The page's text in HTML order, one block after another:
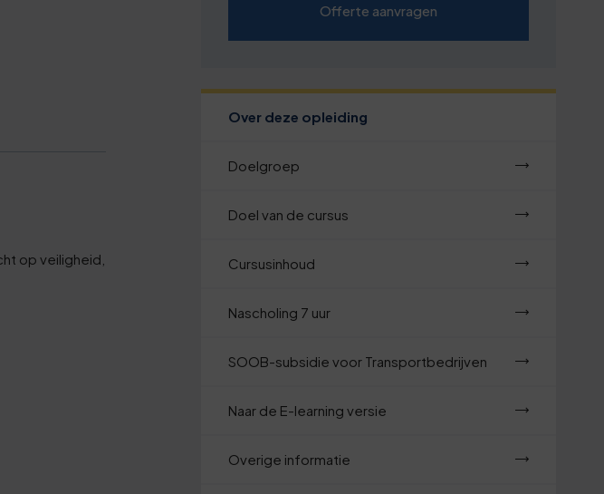
op veiligheid,
Offerte aanvragen
Over deze opleiding
Doelgroep
Doel van de cursus
Cursusinhoud
Nascholing 7 uur
SOOB-subsidie voor Transportbedrijven
Naar de E-learning versie
Overige informatie